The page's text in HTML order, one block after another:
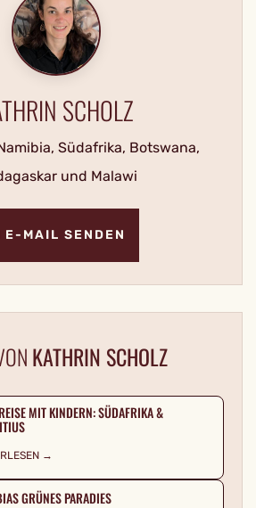
SCHOLZ
Südafrika, Botswana,
und Malawi
E-MAIL SENDEN
KATHRIN SCHOLZ
MIT KINDERN: SÜDAFRIKA &
→
GRÜNES PARADIES